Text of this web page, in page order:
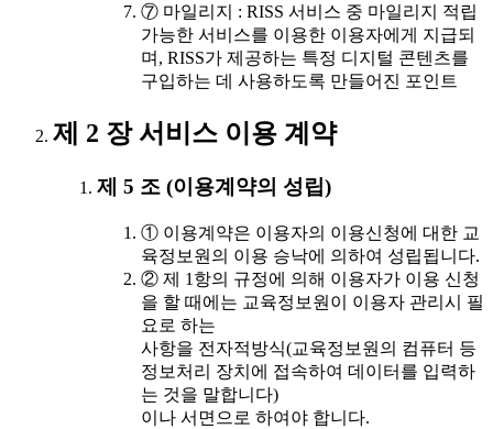
⑦ 마일리지 : RISS 서비스 중 마일리지 적립
가능한 서비스를 이용한 이용자에게 지급되
며, RISS가 제공하는 특정 디지털 콘텐츠를
구입하는 데 사용하도록 만들어진 포인트
제 2 장 서비스 이용 계약
제 5 조 (이용계약의 성립)
① 이용계약은 이용자의 이용신청에 대한 교
육정보원의 이용 승낙에 의하여 성립됩니다.
② 제 1항의 규정에 의해 이용자가 이용 신청
을 할 때에는 교육정보원이 이용자 관리시 필
요로 하는
사항을 전자적방식(교육정보원의 컴퓨터 등
정보처리 장치에 접속하여 데이터를 입력하
는 것을 말합니다)
이나 서면으로 하여야 합니다.